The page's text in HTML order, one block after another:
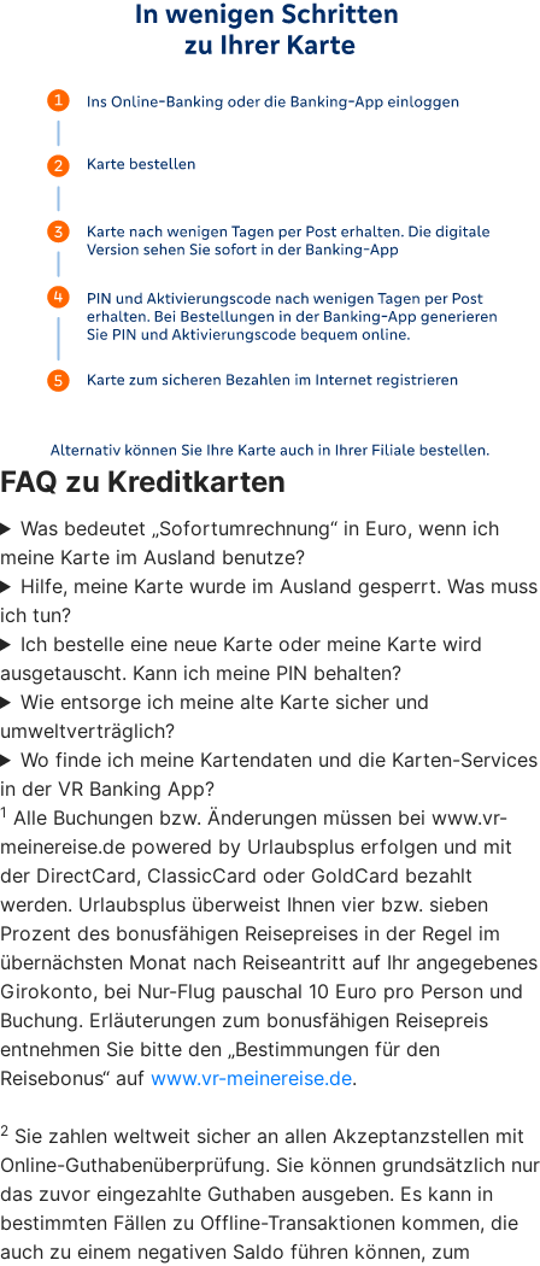
FAQ zu Kreditkarten
Was bedeutet „Sofortumrechnung“ in Euro, wenn ich
meine Karte im Ausland benutze?
Hilfe, meine Karte wurde im Ausland gesperrt. Was muss
ich tun?
Ich bestelle eine neue Karte oder meine Karte wird
ausgetauscht. Kann ich meine PIN behalten?
Wie entsorge ich meine alte Karte sicher und
umweltverträglich?
Wo finde ich meine Kartendaten und die Karten-Services
in der VR Banking App?
1 Alle Buchungen bzw. Änderungen müssen bei www.vr-
meinereise.de powered by Urlaubsplus erfolgen und mit
der DirectCard, ClassicCard oder GoldCard bezahlt
werden. Urlaubsplus überweist Ihnen vier bzw. sieben
Prozent des bonusfähigen Reisepreises in der Regel im
übernächsten Monat nach Reiseantritt auf Ihr angegebenes
Girokonto, bei Nur-Flug pauschal 10 Euro pro Person und
Buchung. Erläuterungen zum bonusfähigen Reisepreis
entnehmen Sie bitte den „Bestimmungen für den
Reisebonus“ auf www.vr-meinereise.de.
2 Sie zahlen weltweit sicher an allen Akzeptanzstellen mit
Online-Guthabenüberprüfung. Sie können grundsätzlich nur
das zuvor eingezahlte Guthaben ausgeben. Es kann in
bestimmten Fällen zu Offline-Transaktionen kommen, die
auch zu einem negativen Saldo führen können, zum